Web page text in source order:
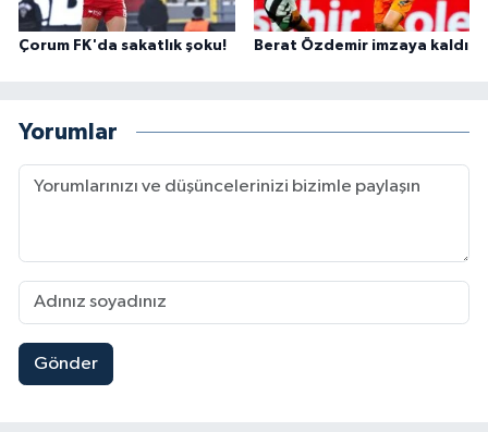
Çorum FK'da sakatlık şoku! Berat Özdemir imzaya kaldı
Yorumlar
Gönder